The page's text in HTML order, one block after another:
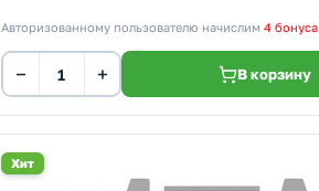
Авторизованному пользователю начислим 4 бонуса
− + В корзину
Хит